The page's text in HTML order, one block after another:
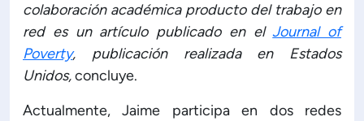
colaboración académica producto del trabajo en
red es un artículo publicado en elJournal of
Poverty, publicación realizada en Estados
Unidos,concluye.
Actualmente, Jaime participa en dos redes